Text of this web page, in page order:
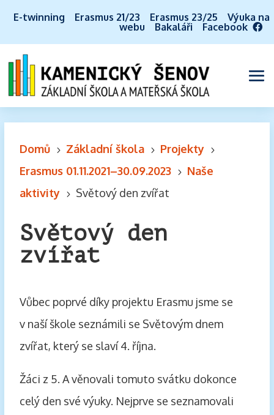
E-twinning Erasmus 21/23 Erasmus 23/25
Výuka na
webu
Bakaláři Facebook
Domů 5 Základní škola 5 Projekty 5
Erasmus 01.11.2021–30.09.2023 5 Naše
aktivity
5 Světový den zvířat
Světový den
zvířat
Vůbec poprvé díky projektu Erasmu jsme se
v naší škole seznámili se Světovým dnem
zvířat, který se slaví 4. října.
Žáci z 5. A věnovali tomuto svátku dokonce
celý den své výuky. Nejprve se seznamovali